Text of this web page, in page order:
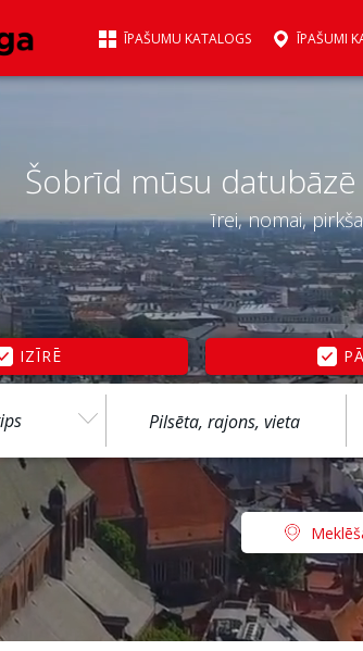
ĪPAŠUMU KATALOGS ĪPAŠUMI
Šobrīd mūsu
īrei, nomai,
IZĪRĒ